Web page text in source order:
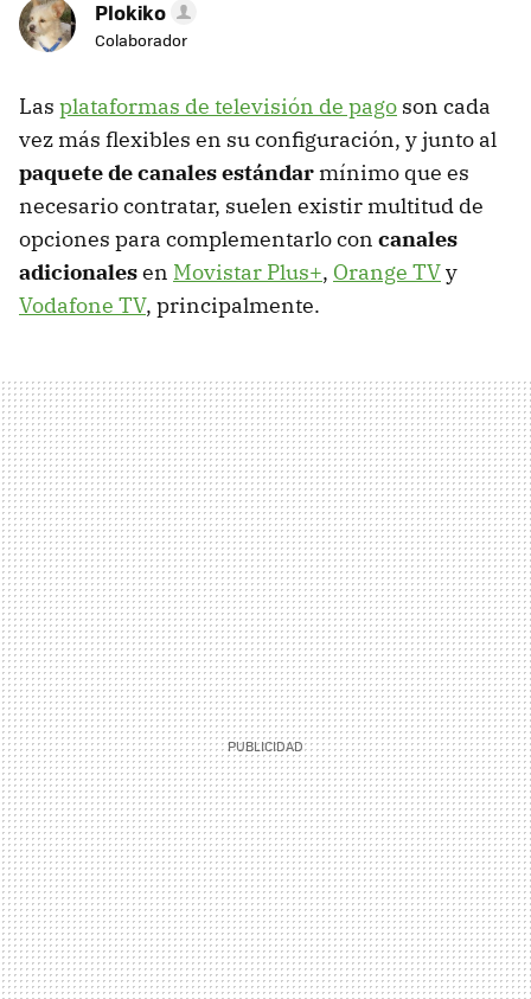
Plokiko
Colaborador
Las plataformas de televisión de pago son cada
vez más flexibles en su configuración, y junto al
paquete de canales estándar mínimo que es
necesario contratar, suelen existir multitud de
opciones para complementarlo con canales
adicionalesen Movistar Plus+, Orange TVy
Vodafone TV, principalmente.